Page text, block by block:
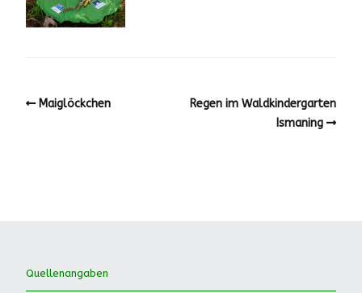
Maiglöckchen
Regen im Waldkindergarten
Ismaning
Quellenangaben